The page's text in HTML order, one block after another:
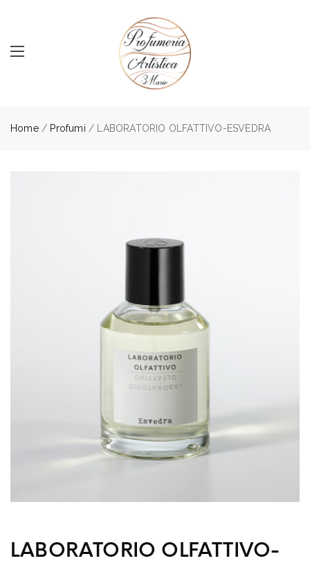
Home/ Profumi / LABORATORIO OLFATTIVO-ESVEDRA
LABORATORIO OLFATTIVO-